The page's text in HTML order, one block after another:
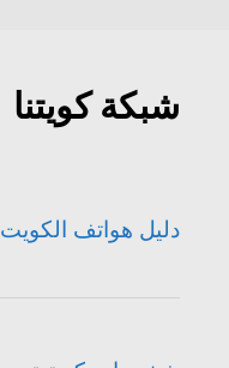
شبكة كويتنا
دليل هواتف الكويت